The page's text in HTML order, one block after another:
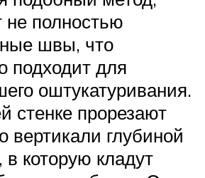
не полностью
швы, что
подходит для
оштукатуривания.
стенке прорезают
вертикали глубиной
которую кладут